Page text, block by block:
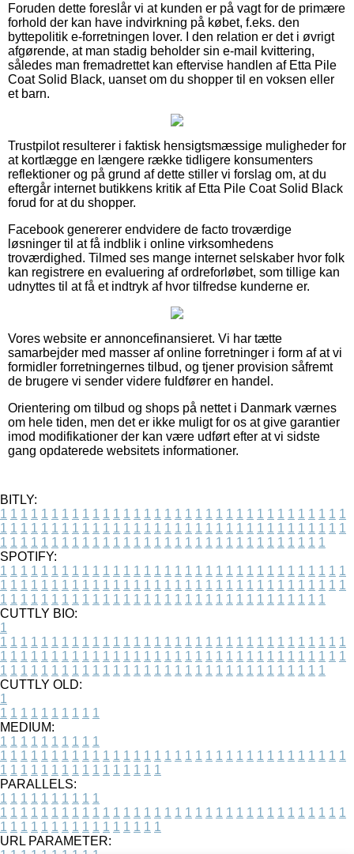
Foruden dette foreslår vi at kunden er på vagt for de primære
forhold der kan have indvirkning på købet, f.eks. den
byttepolitik e-forretningen lover. I den relation er det i øvrigt
afgørende, at man stadig beholder sin e-mail kvittering,
således man fremadrettet kan eftervise handlen af Etta Pile
Coat Solid Black, uanset om du shopper til en voksen eller
et barn.
Trustpilot resulterer i faktisk hensigtsmæssige muligheder for
at kortlægge en længere række tidligere konsumenters
reflektioner og på grund af dette stiller vi forslag om, at du
eftergår internet butikkens kritik af Etta Pile Coat Solid Black
forud for at du shopper.
Facebook genererer endvidere de facto troværdige
løsninger til at få indblik i online virksomhedens
troværdighed. Tilmed ses mange internet selskaber hvor folk
kan registrere en evaluering af ordreforløbet, som tillige kan
udnyttes til at få et indtryk af hvor tilfredse kunderne er.
Vores website er annoncefinansieret. Vi har tætte
samarbejder med masser af online forretninger i form af at vi
formidler forretningernes tilbud, og tjener provision såfremt
de brugere vi sender videre fuldfører en handel.
Orientering om tilbud og shops på nettet i Danmark værnes
om hele tiden, men det er ikke muligt for os at give garantier
imod modifikationer der kan være udført efter at vi sidste
gang opdaterede websitets informationer.
BITLY:
1 1 1 1 1 1 1 1 1 1 1 1 1 1 1 1 1 1 1 1 1 1 1 1 1 1 1 1 1 1 1 1 1 1
1 1 1 1 1 1 1 1 1 1 1 1 1 1 1 1 1 1 1 1 1 1 1 1 1 1 1 1 1 1 1 1 1 1
1 1 1 1 1 1 1 1 1 1 1 1 1 1 1 1 1 1 1 1 1 1 1 1 1 1 1 1 1 1 1 1
SPOTIFY:
1 1 1 1 1 1 1 1 1 1 1 1 1 1 1 1 1 1 1 1 1 1 1 1 1 1 1 1 1 1 1 1 1 1
1 1 1 1 1 1 1 1 1 1 1 1 1 1 1 1 1 1 1 1 1 1 1 1 1 1 1 1 1 1 1 1 1 1
1 1 1 1 1 1 1 1 1 1 1 1 1 1 1 1 1 1 1 1 1 1 1 1 1 1 1 1 1 1 1 1
CUTTLY BIO:
1
1 1 1 1 1 1 1 1 1 1 1 1 1 1 1 1 1 1 1 1 1 1 1 1 1 1 1 1 1 1 1 1 1 1
1 1 1 1 1 1 1 1 1 1 1 1 1 1 1 1 1 1 1 1 1 1 1 1 1 1 1 1 1 1 1 1 1 1
1 1 1 1 1 1 1 1 1 1 1 1 1 1 1 1 1 1 1 1 1 1 1 1 1 1 1 1 1 1 1 1
CUTTLY OLD:
1
1 1 1 1 1 1 1 1 1 1
MEDIUM:
1 1 1 1 1 1 1 1 1 1
1 1 1 1 1 1 1 1 1 1 1 1 1 1 1 1 1 1 1 1 1 1 1 1 1 1 1 1 1 1 1 1 1 1
1 1 1 1 1 1 1 1 1 1 1 1 1 1 1 1
PARALLELS:
1 1 1 1 1 1 1 1 1 1
1 1 1 1 1 1 1 1 1 1 1 1 1 1 1 1 1 1 1 1 1 1 1 1 1 1 1 1 1 1 1 1 1 1
1 1 1 1 1 1 1 1 1 1 1 1 1 1 1 1
URL PARAMETER: